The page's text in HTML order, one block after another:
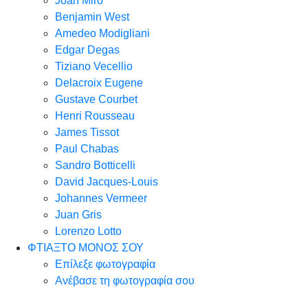
Benjamin West
Amedeo Modigliani
Edgar Degas
Tiziano Vecellio
Delacroix Eugene
Gustave Courbet
Henri Rousseau
James Tissot
Paul Chabas
Sandro Botticelli
David Jacques-Louis
Johannes Vermeer
Juan Gris
Lorenzo Lotto
ΦΤΙΑΞΤΟ ΜΟΝΟΣ ΣΟΥ
Επίλεξε φωτογραφία
Ανέβασε τη φωτογραφία σου